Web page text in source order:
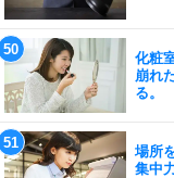
化粧
崩れ
る。
場所
集中